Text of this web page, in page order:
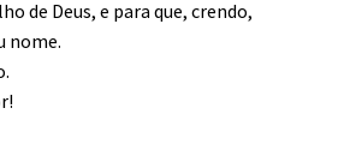
de Deus, e para que, crendo,
nome.